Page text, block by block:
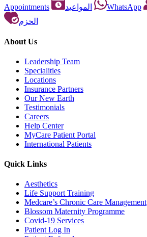
Appointments المواعيد WhatsApp
الحزم
About Us
Leadership Team
Specialities
Locations
Insurance Partners
Our New Earth
Testimonials
Careers
Help Center
MyCare Patient Portal
International Patients
Quick Links
Aesthetics
Life Support Training
Medcare’s Chronic Care Management
Blossom Maternity Programme
Covid-19 Services
Patient Log In